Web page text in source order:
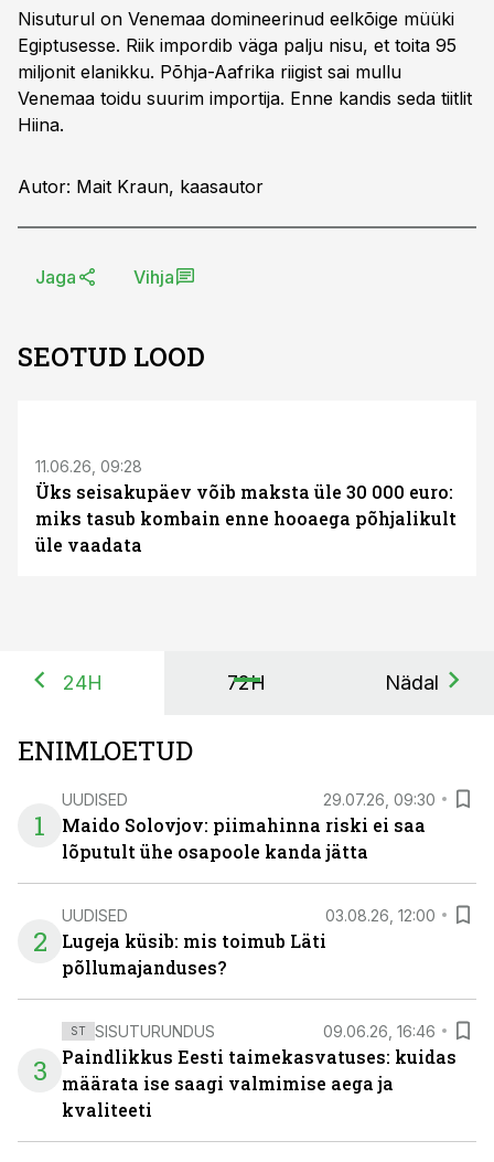
Nisuturul on Venemaa domineerinud eelkõige müüki
Egiptusesse. Riik impordib väga palju nisu, et toita 95
miljonit elanikku. Põhja-Aafrika riigist sai mullu
Venemaa toidu suurim importija. Enne kandis seda tiitlit
Hiina.
Autor: Mait Kraun, kaasautor
Jaga Vihja
SEOTUD LOOD
11.06.26, 09:28
Üks seisakupäev võib maksta üle 30 000 euro:
miks tasub kombain enne hooaega põhjalikult
üle vaadata
24H 72H Nädal
ENIMLOETUD
1
UUDISED 29.07.26, 09:30
Maido Solovjov: piimahinna riski ei saa
lõputult ühe osapoole kanda jätta
2
UUDISED 03.08.26, 12:00
Lugeja küsib: mis toimub Läti
põllumajanduses?
3
ST SISUTURUNDUS 09.06.26, 16:46
Paindlikkus Eesti taimekasvatuses: kuidas
määrata ise saagi valmimise aega ja
kvaliteeti